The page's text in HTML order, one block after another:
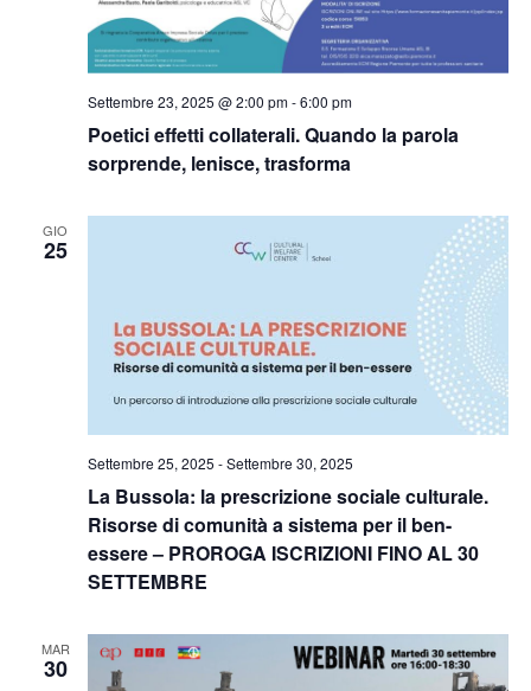
Poetici effetti collaterali. Quando la parola
sorprende, lenisce, trasforma
Settembre 23, 2025 @ 2:00 pm-6:00 pm
GIO
25
La Bussola: la prescrizione sociale culturale.
Risorse di comunità a sistema per il ben-
essere – PROROGA ISCRIZIONI FINO AL 30
SETTEMBRE
Settembre 25, 2025 -Settembre 30, 2025
MAR
30